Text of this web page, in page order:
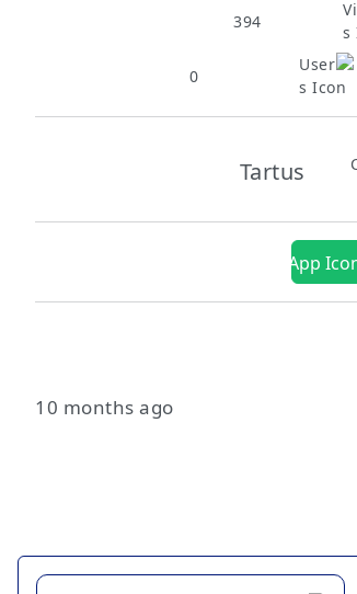
394
0
Tartus
10 months ago